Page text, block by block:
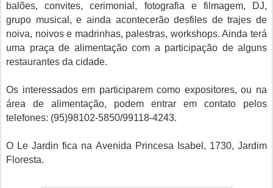
balões, convites, cerimonial, fotografia e filmagem, DJ,
grupo musical, e ainda acontecerão desfiles de trajes de
noiva, noivos e madrinhas, palestras, workshops. Ainda terá
uma praça de alimentação com a participação de alguns
restaurantes da cidade.
Os interessados em participarem como expositores, ou na
área de alimentação, podem entrar em contato pelos
telefones: (95)98102-5850/99118-4243.
O Le Jardin fica na Avenida Princesa Isabel, 1730, Jardim
Floresta.